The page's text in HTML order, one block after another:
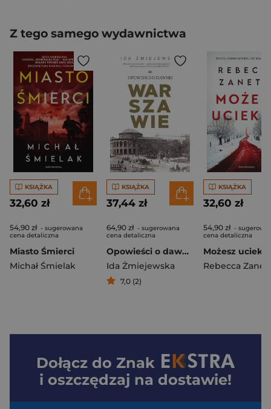
Z tego samego wydawnictwa
KSIĄŻKA
32,60 zł
54,90 zł - sugerowana
cena detaliczna
Miasto Śmierci
Michał Śmielak
KSIĄŻKA
37,44 zł
64,90 zł - sugerowana
cena detaliczna
Opowieści o dawnej Warszawie
Ida Żmiejewska
7,0 (2)
KSIĄŻKA
32,60 zł
54,90 zł -
cena detaliczna
Możesz
Rebecca
Dołącz do Znak
i oszczędzaj na dostawie!